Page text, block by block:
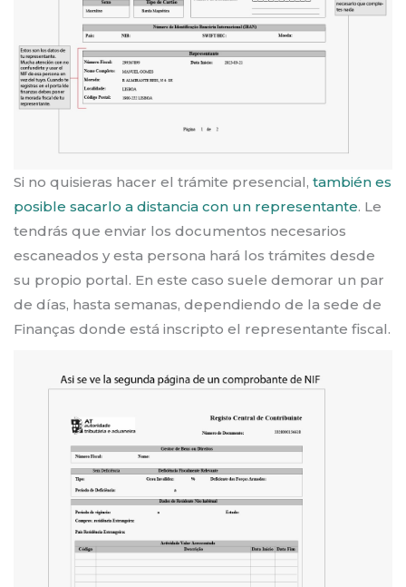
Si no quisieras hacer el trámite presencial, también es
posible sacarlo a distancia con un representante. Le
tendrás que enviar los documentos necesarios
escaneados y esta persona hará los trámites desde
su propio portal. En este caso suele demorar un par
de días, hasta semanas, dependiendo de la sede de
Finanças donde está inscripto el representante fiscal.